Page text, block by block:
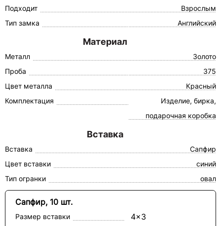
Подходит
Взрослым
Тип замка
Английский
Материал
Металл
Золото
Проба
375
Цвет металла
Красный
Комплектация
Изделие, бирка,
подарочная коробка
Вставка
Вставка
Сапфир
Цвет вставки
синий
Тип огранки
овал
Сапфир, 10 шт.
Размер вставки 4x3